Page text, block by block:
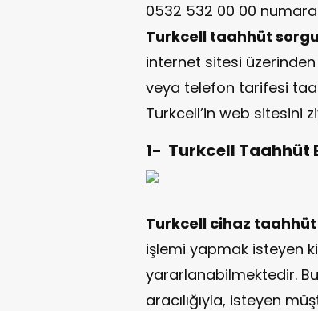
0532 532 00 00
Turkcell taahhüt
internet sitesi
veya telefon tarifesi
Turkcell’in web sitesini
1- Turkcell Taahhüt
Turkcell cihaz
işlemi yapmak isteyen
yararlanabilmektedir.
aracılığıyla, isteyen